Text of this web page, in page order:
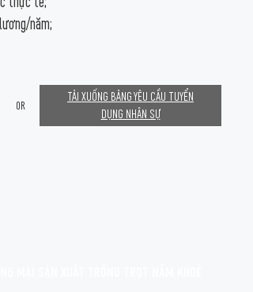
năm;
OR
TẢI XUỐNG BẢNG YÊU CẦU TUYỂN
DỤNG NHÂN SỰ